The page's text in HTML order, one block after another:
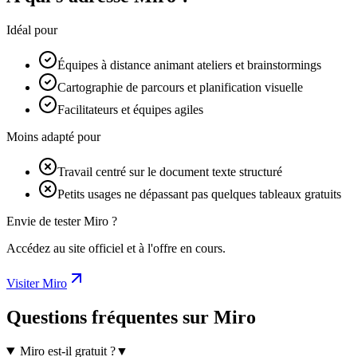
Idéal pour
Équipes à distance animant ateliers et brainstormings
Cartographie de parcours et planification visuelle
Facilitateurs et équipes agiles
Moins adapté pour
Travail centré sur le document texte structuré
Petits usages ne dépassant pas quelques tableaux gratuits
Envie de tester Miro ?
Accédez au site officiel et à l'offre en cours.
Visiter Miro
Questions fréquentes sur Miro
Miro est-il gratuit ?▼